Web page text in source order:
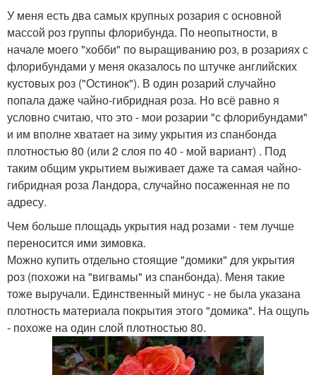
У меня есть два самых крупных розария с основной
массой роз группы флорибунда. По неопытности, в
начале моего "хобби" по выращиванию роз, в розариях с
флорибундами у меня оказалось по штучке английских
кустовых роз ("Остинок"). В один розарий случайно
попала даже чайно-гибридная роза. Но всё равно я
условно считаю, что это - мои розарии "с флорибундами"
и им вполне хватает на зиму укрытия из спанбонда
плотностью 80 (или 2 слоя по 40 - мой вариант) . Под
таким общим укрытием выживает даже та самая чайно-
гибридная роза Ландора, случайно посаженная не по
адресу.
Чем больше площадь укрытия над розами - тем лучше
переносится ими зимовка.
Можно купить отдельно стоящие "домики" для укрытия
роз (похожи на "вигвамы" из спанбонда). Меня такие
тоже выручали. Единственный минус - не была указана
плотность материала покрытия этого "домика". На ощупь
- похоже на один слой плотностью 80.